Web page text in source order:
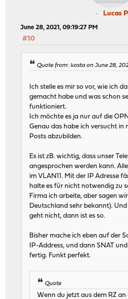
Lucas P
June 28, 2021, 09:19:27 PM
#10
Quote from: kosta on June 28,
Ich stelle es mir so vor, wie ich
gemacht habe und was schon
funktioniert.
Ich möchte es ja nur auf die
Genau das habe ich versucht in
Posts abzubilden.
Es ist zB. wichtig, dass unser
angesprochen werden kann.
im VLAN11. Mit der IP Adresse
halte es für nicht notwendig zu
Firma ich arbeite, aber sagen
Deutschland sehr bekannt).
geht nicht, dann ist es so.
Bisher mache ich eben auf der
IP-Address, und dann SNAT
fertig. Funkt perfekt.
Quote
Wenn du jetzt aus dem RZ an